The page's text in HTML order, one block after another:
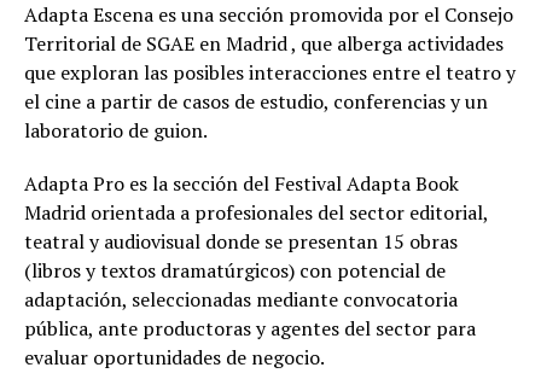
Adapta Escena es una sección promovida por el Consejo
Territorial de SGAE en Madrid , que alberga actividades
que exploran las posibles interacciones entre el teatro y
el cine a partir de casos de estudio, conferencias y un
laboratorio de guion.
Adapta Pro es la sección del Festival Adapta Book
Madrid orientada a profesionales del sector editorial,
teatral y audiovisual donde se presentan 15 obras
(libros y textos dramatúrgicos) con potencial de
adaptación, seleccionadas mediante convocatoria
pública, ante productoras y agentes del sector para
evaluar oportunidades de negocio.